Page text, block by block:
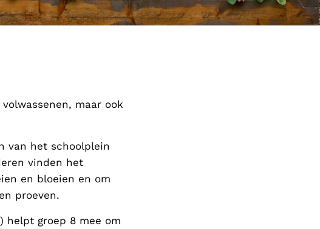
maar ook
van het schoolplein
vinden het
en bloeien en om
proeven.
helpt groep 8 mee om